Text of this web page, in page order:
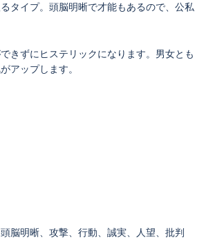
タイプ。頭脳明晰で才能もあるので、公私
きずにヒステリックになります。男女とも
アップします。
頭脳明晰 攻撃 行動 誠実 人望 批判